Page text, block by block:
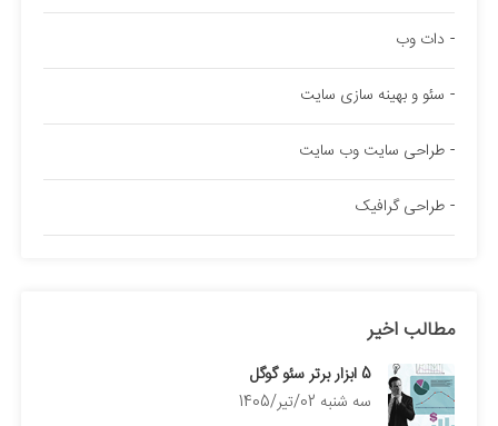
دات وب
سئو و بهینه سازی سایت
طراحی سایت وب سایت
طراحی گرافیک
مطالب اخیر
5 ابزار برتر سئو گوگل
سه شنبه 02/تیر/1405